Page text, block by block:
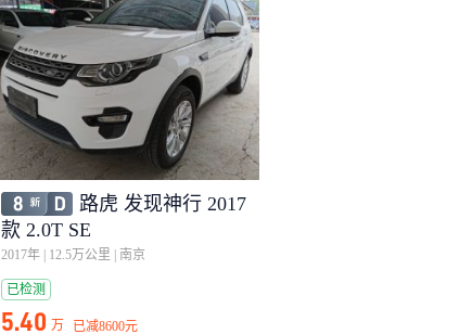
路虎 发现神行 2017
款 2.0T SE
2017年 12.5万公里 南京
已检测
5.40 万 已减8600元